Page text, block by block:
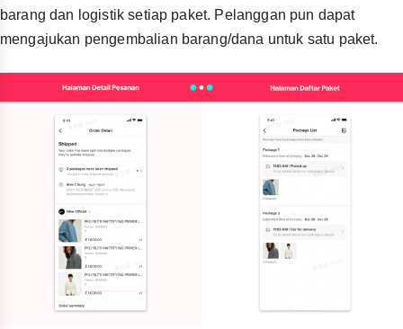
barang dan logistik setiap paket. Pelanggan pun dapat
mengajukan pengembalian barang/dana untuk satu paket.